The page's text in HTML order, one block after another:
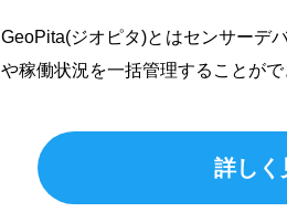
GeoPita(ジオピタ)とはセンサーデ
や稼働状況を一括管理することがで
詳しく